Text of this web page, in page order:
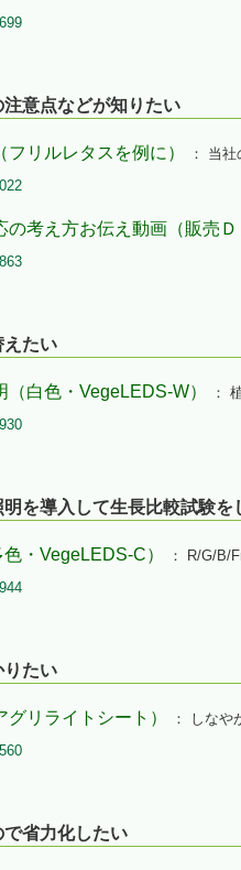
意点などが知りたい
リルレタスを例に）
： 当
考え方お伝え動画（販売Ｄ
えたい
白色・VegeLEDS-W）
：
を導入して生長比較試験を
・VegeLEDS-C）
： R/G/B/
りたい
リライトシート）
： しなや
省力化したい